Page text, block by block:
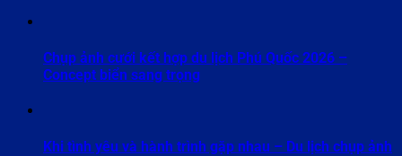
Chụp ảnh cưới kết hợp du lịch Phú Quốc 2026 –
Concept biển sang trọng
Khi tình yêu và hành trình gặp nhau – Du lịch chụp ảnh